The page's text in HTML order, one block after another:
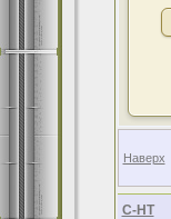
Наверх
С-НТ